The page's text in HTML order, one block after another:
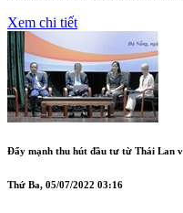
Xem chi tiết
Đẩy mạnh thu hút đầu tư từ Thái Lan
Thứ Ba, 05/07/2022 03:16